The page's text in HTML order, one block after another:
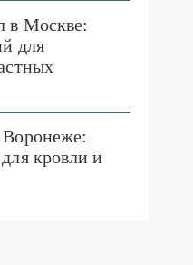
в Москве:
для
кровли и